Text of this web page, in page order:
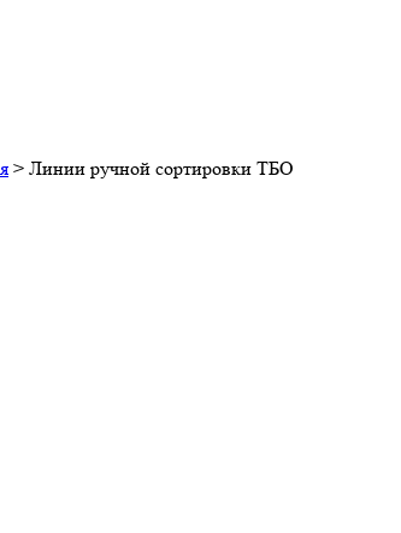
> Линии ручной сортировки ТБО